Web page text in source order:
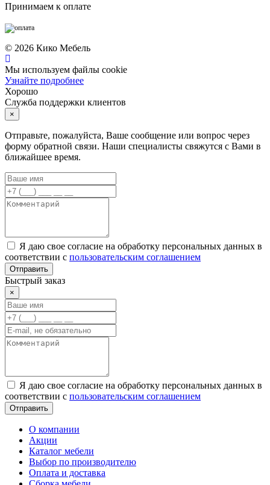
Принимаем к оплате
© 2026 Кико Мебель
Мы используем файлы cookie
Узнайте подробнее
Хорошо
Служба поддержки клиентов
×
Отправьте, пожалуйста, Ваше сообщение или вопрос через
форму обратной связи. Наши специалисты свяжутся с Вами в
ближайшее время.
Я даю свое согласие на обработку персональных данных в
соответствии с пользовательским соглашением
Отправить
Быстрый заказ
×
Я даю свое согласие на обработку персональных данных в
соответствии с пользовательским соглашением
Отправить
О компании
Акции
Каталог мебели
Выбор по производителю
Оплата и доставка